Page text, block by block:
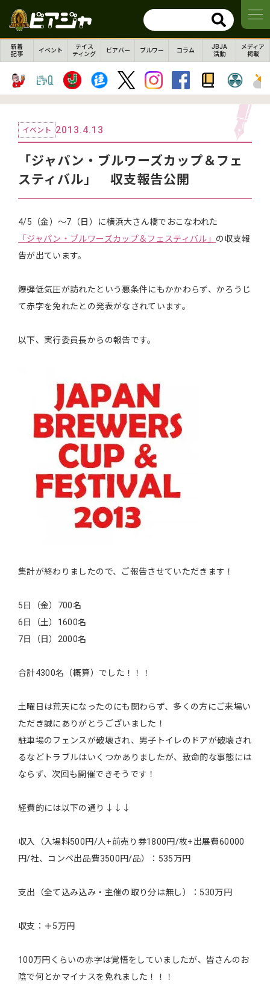
新着
記事
イベント
テイス
ティング
ビアバー ブルワー コラム
JBJA
活動
メディア
掲載
イベント 2013.4.13
「ジャパン・ブルワーズカップ＆フェ
スティバル」 収支報告公開
4/5（金）～7（日）に横浜大さん橋でおこなわれた
「ジャパン・ブルワーズカップ＆フェスティバル」 の収支報
告が出ています。
爆弾低気圧が訪れたという悪条件にもかかわらず、かろうじ
て赤字を免れたとの発表がなされています。
以下、実行委員長からの報告です。
集計が終わりましたので、ご報告させていただきます！
5日（金）700名
6日（土）1600名
7日（日）2000名
合計4300名（概算）でした！！！
土曜日は荒天になったのにも関わらず、多くの方にご来場い
ただき誠にありがとうございました！
駐車場のフェンスが破壊され、男子トイレのドアが破壊され
るなどトラブルはいくつかありましたが、致命的な事態には
ならず、次回も開催できそうです！
経費的には以下の通り↓↓↓
収入（入場料500円/人+前売り券1800円/枚+出展費60000
円/社、コンペ出品費3500円/品）：535万円
支出（全て込み込み・主催の取り分は無し）：530万円
収支：＋5万円
100万円くらいの赤字は覚悟をしていましたが、皆さんのお
陰で何とかマイナスを免れました！！！